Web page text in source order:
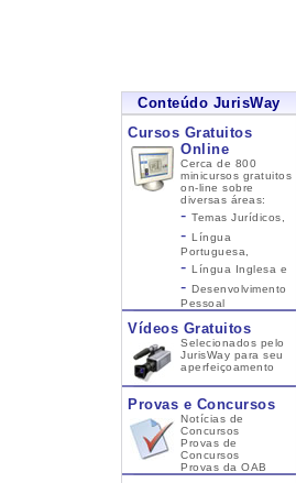
Conteúdo JurisWay
Cursos Gratuitos
Online
Cerca de 800
minicursos gratuitos
on-line sobre
diversas áreas:
- Temas Jurídicos,
- Língua
Portuguesa,
- Língua Inglesa e
- Desenvolvimento
Pessoal
Vídeos Gratuitos
Selecionados pelo
JurisWay para seu
aperfeiçoamento
Provas e Concursos
Notícias de
Concursos
Provas de
Concursos
Provas da OAB